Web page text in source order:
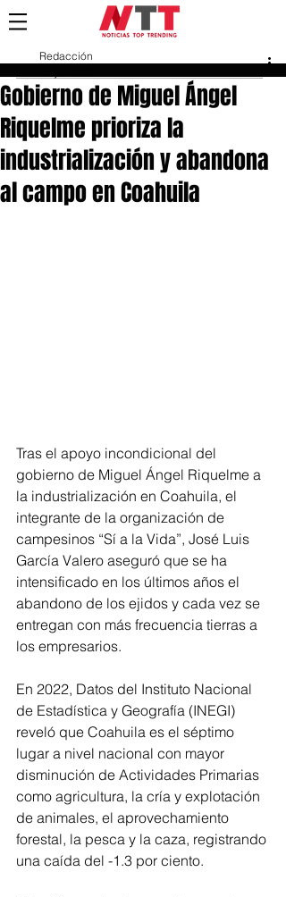
Gobierno de Miguel Ángel
Riquelme prioriza la
industrialización y abandona
al campo en Coahuila
Redacción
Tras el apoyo incondicional del
gobierno de Miguel Ángel Riquelme a
la industrialización en Coahuila, el
integrante de la organización de
campesinos “Sí a la Vida”, José Luis
García Valero aseguró que se ha
intensificado en los últimos años el
abandono de los ejidos y cada vez se
entregan con más frecuencia tierras a
los empresarios.
En 2022, Datos del Instituto Nacional
de Estadística y Geografía (INEGI)
reveló que Coahuila es el séptimo
lugar a nivel nacional con mayor
disminución de Actividades Primarias
como agricultura, la cría y explotación
de animales, el aprovechamiento
forestal, la pesca y la caza, registrando
una caída del -1.3 por ciento.